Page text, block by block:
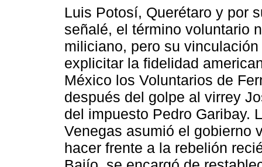
Luis Potosí, Querétaro y por
señalé, el término voluntario
miliciano, pero su
explicitar la fidelidad
México los Voluntarios de
después del golpe al virrey
del impuesto Pedro Garibay.
Venegas asumió el gobierno
hacer frente a la rebelión